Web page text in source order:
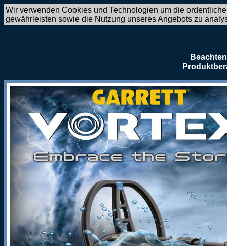
Wir verwenden Cookies und Technologien um die
gewährleisten sowie die Nutzung unseres Angebots zu